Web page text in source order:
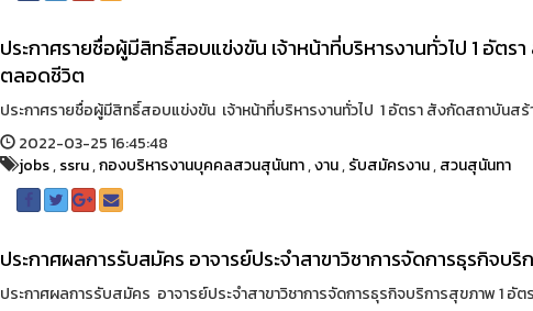
ประกาศรายชื่อผู้มีสิทธิ์สอบแข่งขัน เจ้าหน้าที่บริหารงานทั่วไป 1 อัตร
ตลอดชีวิต
ประกาศรายชื่อผู้มีสิทธิ์สอบแข่งขัน เจ้าหน้าที่บริหารงานทั่วไป 1 อัตรา สังกัดสถาบันสร้
2022-03-25 16:45:48
jobs,ssru,กองบริหารงานบุคคลสวนสุนันทา,งาน,รับสมัครงาน,สวนสุนันทา
ประกาศผลการรับสมัคร อาจารย์ประจำสาขาวิชาการจัดการธุรกิจบ
ประกาศผลการรับสมัคร อาจารย์ประจำสาขาวิชาการจัดการธุรกิจบริการสุขภาพ 1 อั